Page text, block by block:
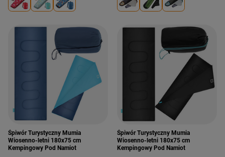
Śpiwór Turystyczny Mumia
Wiosenno-letni 180x75 cm
Kempingowy Pod Namiot
Śpiwór Turystyczny Mumia
Wiosenno-letni 180x75 cm
Kempingowy Pod Namiot